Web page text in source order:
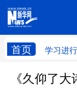
首页 学习进
学习进行时
《久仰了